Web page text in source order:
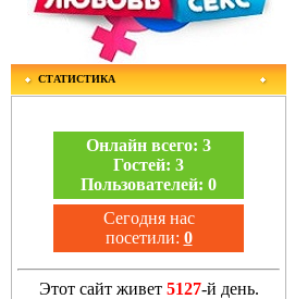
СТАТИСТИКА
Онлайн всего: 3
Гостей: 3
Пользователей: 0
Сегодня нас
посетили: 0
Этот сайт живет 5127-й день.